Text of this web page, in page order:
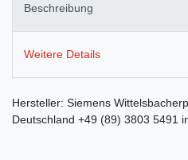
Beschreibung
Weitere Details
Hersteller: Siemens
Deutschland +49 (89) 3803 5491